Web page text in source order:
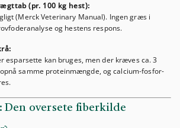
(pr. 100 kg hest):
(Merck Veterinary Manual). Ingen græs i
og hestens respons.
esparsette kan bruges, men der kræves ca. 3
samme proteinmængde, og calcium-fosfor-
Den oversete fiberkilde